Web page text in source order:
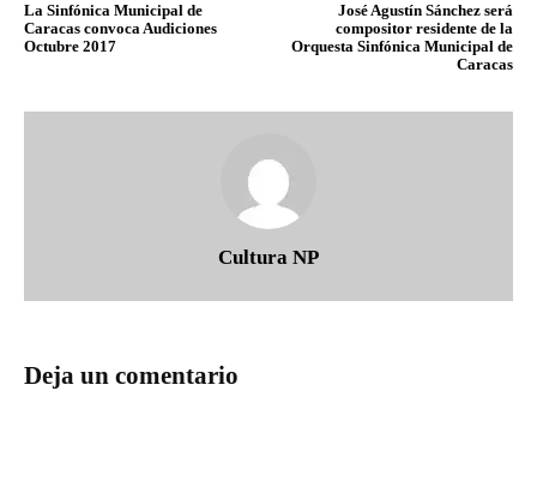
La Sinfónica Municipal de
Caracas convoca Audiciones
Octubre 2017
José Agustín Sánchez será
compositor residente de la
Orquesta Sinfónica Municipal de
Caracas
Cultura NP
Deja un comentario